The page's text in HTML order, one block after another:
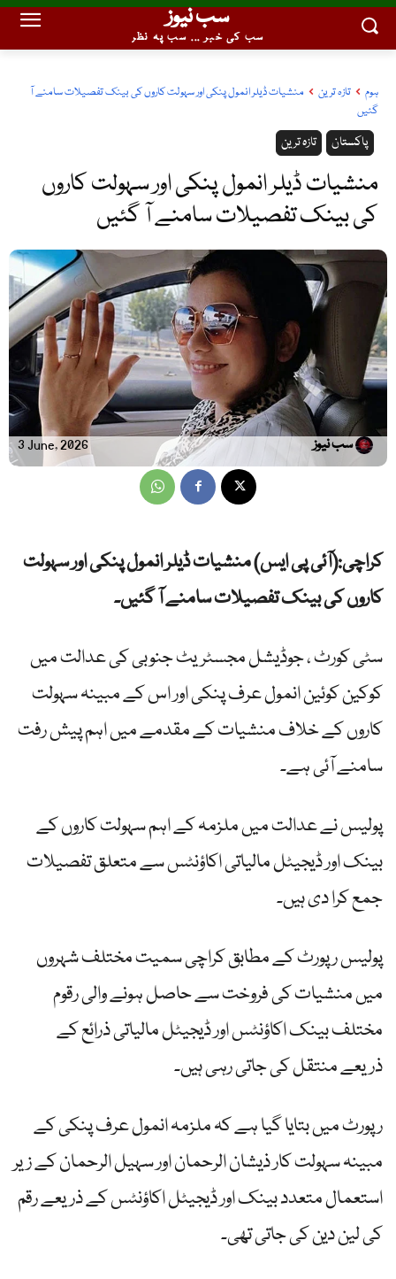
سب نیوز
سب کی خبر ... سب پہ نظر
ہوم تازہ ترین
منشیات ڈیلر انمول پنکی اور سہولت کاروں کی بینک تفصیلات سامنے آ
گئیں
تازہ ترین پاکستان
منشیات ڈیلر انمول پنکی اور سہولت کاروں
کی بینک تفصیلات سامنے آ گئیں
3 June, 2026 سب نیوز
کراچی:(آئی پی ایس) منشیات ڈیلر انمول پنکی اور سہولت
کاروں کی بینک تفصیلات سامنے آ گئیں۔
سٹی کورٹ ، جوڈیشل مجسٹریٹ جنوبی کی عدالت میں
کوکین کوئین انمول عرف پنکی اور اس کے مبینہ سہولت
کاروں کے خلاف منشیات کے مقدمے میں اہم پیش رفت
سامنے آئی ہے۔
پولیس نے عدالت میں ملزمہ کے اہم سہولت کاروں کے
بینک اور ڈیجیٹل مالیاتی اکاؤنٹس سے متعلق تفصیلات
جمع کرا دی ہیں۔
پولیس رپورٹ کے مطابق کراچی سمیت مختلف شہروں
میں منشیات کی فروخت سے حاصل ہونے والی رقوم
مختلف بینک اکاؤنٹس اور ڈیجیٹل مالیاتی ذرائع کے
ذریعے منتقل کی جاتی رہی ہیں۔
رپورٹ میں بتایا گیا ہے کہ ملزمہ انمول عرف پنکی کے
مبینہ سہولت کار ذیشان الرحمان اور سہیل الرحمان کے زیر
استعمال متعدد بینک اور ڈیجیٹل اکاؤنٹس کے ذریعے رقم
کی لین دین کی جاتی تھی۔